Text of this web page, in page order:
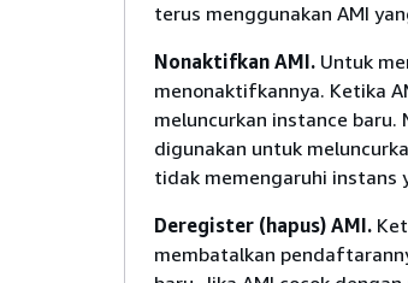
terus menggunakan AMI
Nonaktifkan AMI. Untuk
menonaktifkannya. Ketika
meluncurkan instance baru.
digunakan untuk
tidak memengaruhi instans
Deregister (hapus) AMI.
membatalkan